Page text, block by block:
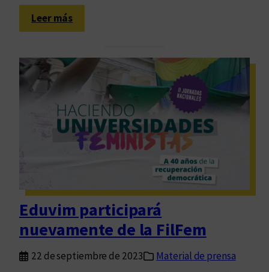
d
c
t
s
e
p
e
b
r
Leer más:
“
r
r
á
l
m
o
r
i
a
Eduvim participará
nuevamente de la FilFem
22 de septiembre de 2023
Material de prensa